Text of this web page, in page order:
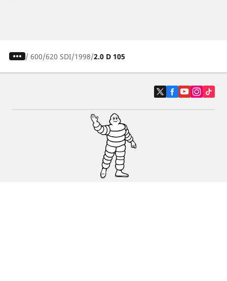
/ 600 620 SDI 1998 2.0 D 105